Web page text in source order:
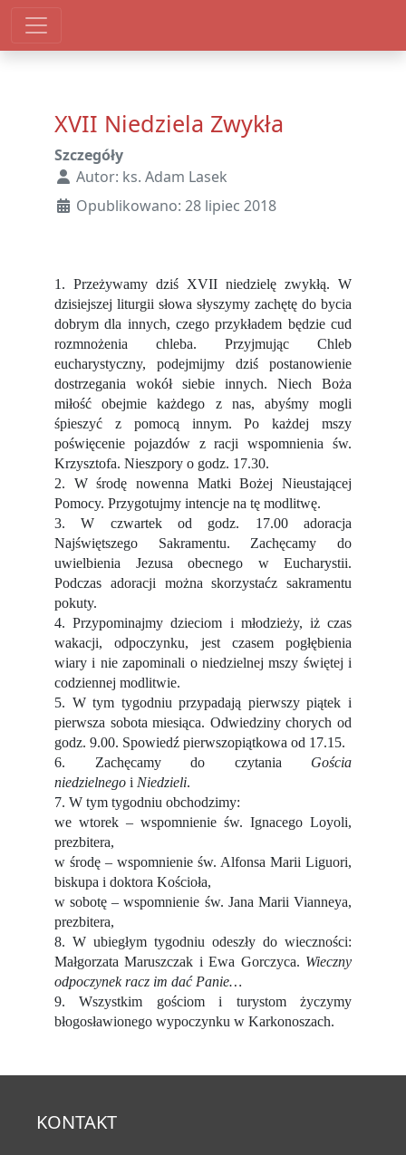
XVII Niedziela Zwykła
Szczegóły
Autor: ks. Adam Lasek
Opublikowano: 28 lipiec 2018
1. Przeżywamy dziś XVII niedzielę zwykłą. W
dzisiejszej liturgii słowa słyszymy zachętę do bycia
dobrym dla innych, czego przykładem będzie cud
rozmnożenia chleba. Przyjmując Chleb
eucharystyczny, podejmijmy dziś postanowienie
dostrzegania wokół siebie innych. Niech Boża
miłość obejmie każdego z nas, abyśmy mogli
śpieszyć z pomocą innym. Po każdej mszy
poświęcenie pojazdów z racji wspomnienia św.
Krzysztofa. Nieszpory o godz. 17.30.
2. W środę nowenna Matki Bożej Nieustającej
Pomocy. Przygotujmy intencje na tę modlitwę.
3. W czwartek od godz. 17.00 adoracja
Najświętszego Sakramentu. Zachęcamy do
uwielbienia Jezusa obecnego w Eucharystii.
Podczas adoracji można skorzystaćz sakramentu
pokuty.
4. Przypominajmy dzieciom i młodzieży, iż czas
wakacji, odpoczynku, jest czasem pogłębienia
wiary i nie zapominali o niedzielnej mszy świętej i
codziennej modlitwie.
5. W tym tygodniu przypadają pierwszy piątek i
pierwsza sobota miesiąca. Odwiedziny chorych od
godz. 9.00. Spowiedź pierwszopiątkowa od 17.15.
6. Zachęcamy do czytania Gościa
niedzielnego i Niedzieli.
7. W tym tygodniu obchodzimy:
we wtorek – wspomnienie św. Ignacego Loyoli,
prezbitera,
w środę – wspomnienie św. Alfonsa Marii Liguori,
biskupa i doktora Kościoła,
w sobotę – wspomnienie św. Jana Marii Vianneya,
prezbitera,
8. W ubiegłym tygodniu odeszły do wieczności:
Małgorzata Maruszczak i Ewa Gorczyca. Wieczny
odpoczynek racz im dać Panie…
9. Wszystkim gościom i turystom życzymy
błogosławionego wypoczynku w Karkonoszach.
KONTAKT